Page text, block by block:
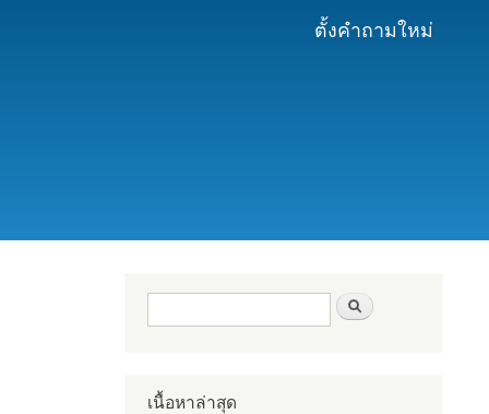
ตั้งคำถามใหม่
ฟอร์มค้นหา
เนื้อหาล่าสุด